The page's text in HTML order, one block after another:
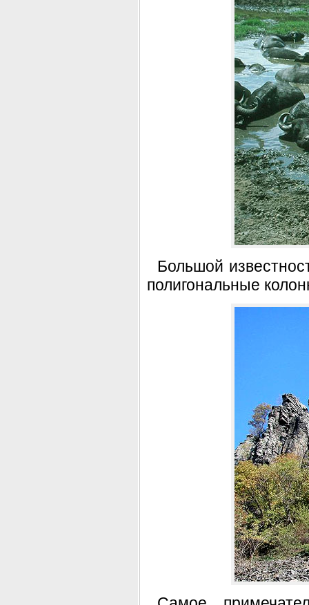
Большой
полигональные